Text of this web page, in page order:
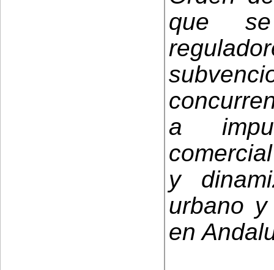
que
a
y
urbano
en